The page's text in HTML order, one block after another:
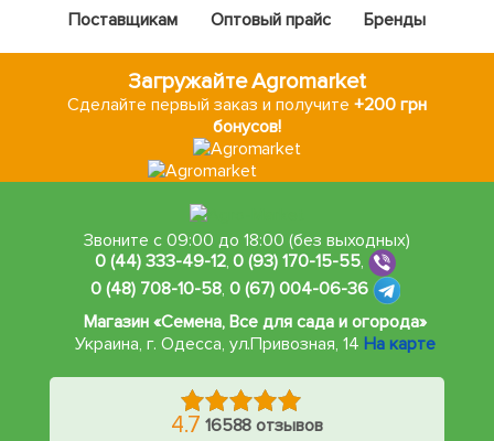
Поставщикам
Оптовый прайс Бренды
Загружайте Agromarket
Сделайте первый заказ и получите +200 грн
бонусов!
Звоните с 09:00 до 18:00 (без выходных)
0 (44) 333-49-12,0 (93) 170-15-55,
0 (48) 708-10-58, 0 (67) 004-06-36
Магазин «Семена, Все для сада и огорода»
Украина, г. Одесса, ул.Привозная, 14 На карте
4.7 16588 отзывов